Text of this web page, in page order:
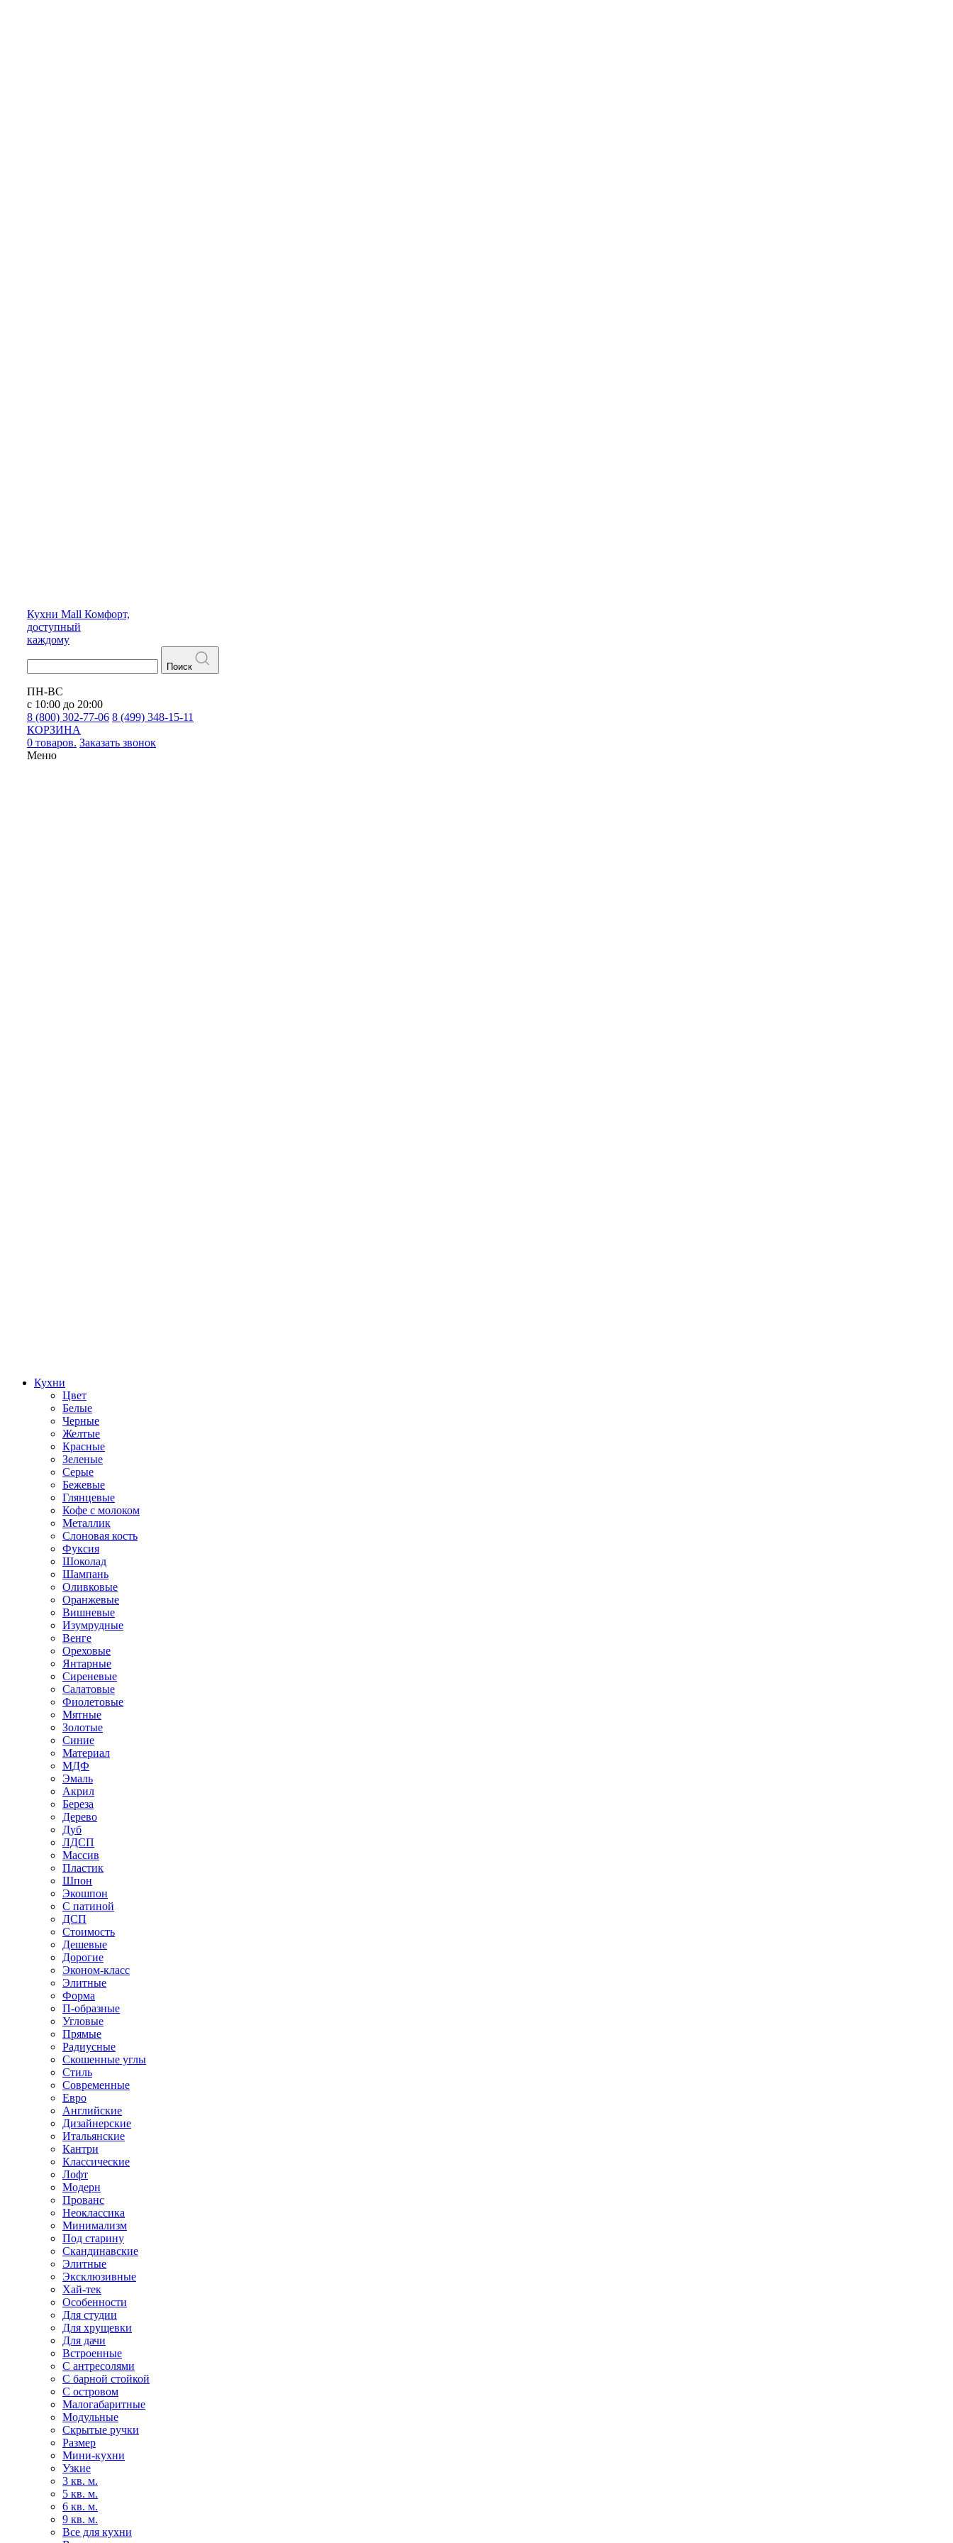
Кухни Mall Комфорт,
доступный
каждому
Поиск
ПН-ВС
с 10:00 до 20:00
8 (800) 302-77-06 8 (499) 348-15-11
КОРЗИНА
0 товаров. Заказать звонок
Меню
Кухни
Цвет
Белые
Черные
Желтые
Красные
Зеленые
Серые
Бежевые
Глянцевые
Кофе с молоком
Металлик
Слоновая кость
Фуксия
Шоколад
Шампань
Оливковые
Оранжевые
Вишневые
Изумрудные
Венге
Ореховые
Янтарные
Сиреневые
Салатовые
Фиолетовые
Мятные
Золотые
Синие
Материал
МДФ
Эмаль
Акрил
Береза
Дерево
Дуб
ЛДСП
Массив
Пластик
Шпон
Экошпон
С патиной
ДСП
Стоимость
Дешевые
Дорогие
Эконом-класс
Элитные
Форма
П-образные
Угловые
Прямые
Радиусные
Скошенные углы
Стиль
Современные
Евро
Английские
Дизайнерские
Итальянские
Кантри
Классические
Лофт
Модерн
Прованс
Неоклассика
Минимализм
Под старину
Скандинавские
Элитные
Эксклюзивные
Хай-тек
Особенности
Для студии
Для хрущевки
Для дачи
Встроенные
С антресолями
С барной стойкой
С островом
Малогабаритные
Модульные
Скрытые ручки
Размер
Мини-кухни
Узкие
3 кв. м.
5 кв. м.
6 кв. м.
9 кв. м.
Все для кухни